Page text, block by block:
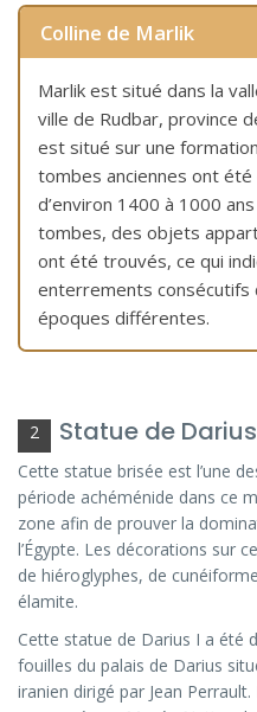
Colline de Marlik
Marlik est situé dans la
ville de Rudbar, province
est situé sur une
tombes anciennes ont
d’environ 1400 à 1000
tombes, des objets
ont été trouvés, ce qui
enterrements consécutifs
époques différentes.
2 Statue de
Cette statue brisée est l’une
période achéménide dans ce
zone afin de prouver la
l’Égypte. Les décorations sur
de hiéroglyphes, de
élamite.
Cette statue de Darius I a été
fouilles du palais de Darius
iranien dirigé par Jean